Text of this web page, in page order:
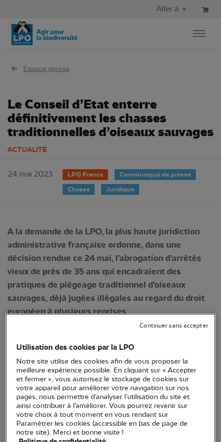
Aller au menu principal
Aller à
Espace presse
Le Conseil d’Etat enterre
définitivement les chasses
traditionnelles d’oiseaux sauvages
ACTUALITÉ
24 mai 2023 LPO France
Communiqué de presse
Chasse
Juridique
A la demande de la LPO, la plus haute juridiction
administrative française ordonne, dans une
décision rendue ce 24 mai, l’abrogation d’arrêtés
vieux de près de 35 ans qui encadraient des
pratiques de piégeage traditionnel d’oiseaux
sauvages, déjà jugées illégales au regard du droit
européen à plusieurs reprises.
LPO demandait l’intervention du Conseil d’Etat
suite au rejet implicite par le Ministre de la
Transition écologique de ses demandes
d’abrogation des 5 arrêtés-cadres du 17 août 1989
relatifs aux chasses traditionnelles d’oiseaux
sauvages :
l'emploi des gluaux pour la capture des grives
Utilisation des cookies par la LPO
Notre site utilise des cookies afin de vous proposer la
meilleure expérience possible. En cliquant sur « Accepter
et fermer », vous autorisez le stockage de cookies sur
votre appareil pour améliorer votre navigation sur nos
pages, nous permettre d’analyser l’utilisation du site et
ainsi contribuer à l’améliorer. Vous pourrez revenir sur
votre choix à tout moment en vous rendant sur
Paramétrer les cookies (accessible en bas de page de
notre site). Merci et bonne visite !
Continuer sans accepter